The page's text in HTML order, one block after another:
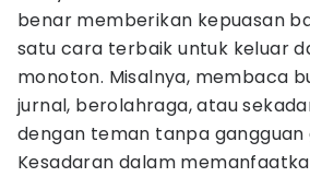
benar memberikan kepuasan
satu cara terbaik untuk keluar
monoton. Misalnya, membaca
jurnal, berolahraga, atau
dengan teman tanpa gangguan
Kesadaran dalam